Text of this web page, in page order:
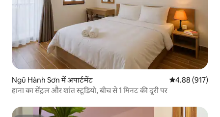
Ngũ Hành Sơn में अपार्टमेंट औसत रेटिंग 5 में से
4.88 (917)
हाना का सेंट्रल और शांत स्टूडियो, बीच से 1 मिनट की दूरी पर